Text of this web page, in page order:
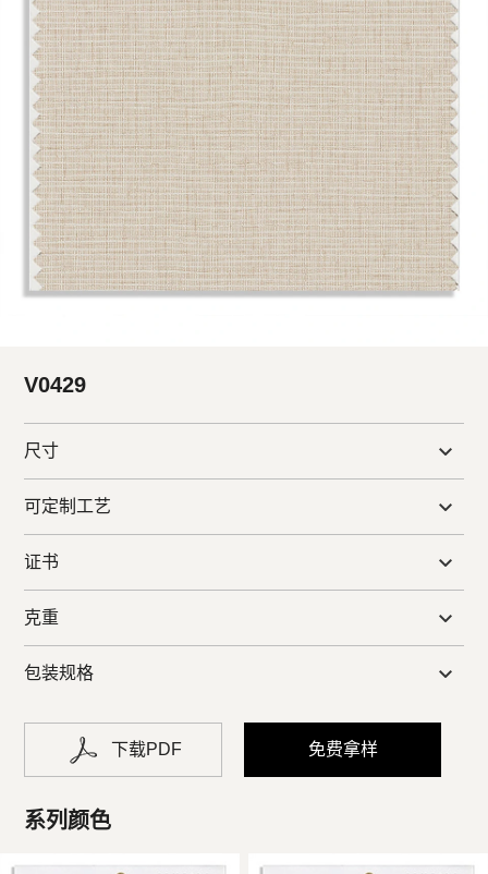
V0429
尺寸
可定制工艺
证书
克重
包装规格
下载PDF 免费拿样
系列颜色